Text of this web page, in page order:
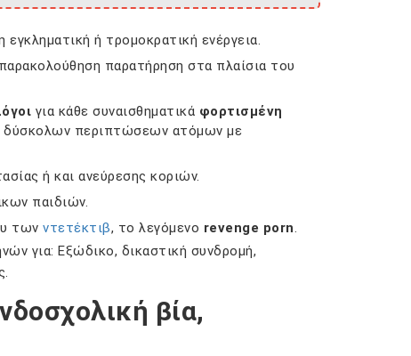
ή τρομοκρατική ενέργεια.
παρατήρηση στα πλαίσια του
για κάθε συναισθηματικά φορτισμένη
δύσκολων περιπτώσεων ατόμων με
ή και ανεύρεσης κοριών.
παιδιών.
των ντετέκτιβ, το λεγόμενο revenge porn.
για: Εξώδικο, δικαστική συνδρομή,
βία,